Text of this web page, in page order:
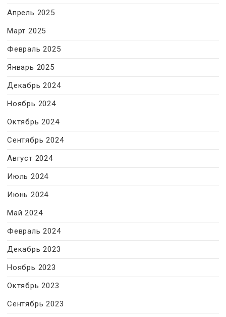
Апрель 2025
Март 2025
Февраль 2025
Январь 2025
Декабрь 2024
Ноябрь 2024
Октябрь 2024
Сентябрь 2024
Август 2024
Июль 2024
Июнь 2024
Май 2024
Февраль 2024
Декабрь 2023
Ноябрь 2023
Октябрь 2023
Сентябрь 2023